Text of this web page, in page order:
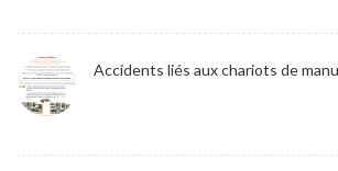
Accidents liés aux chariots de